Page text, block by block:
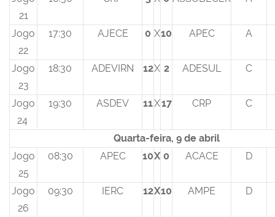
21
Jogo
22
17:30 AJECE 0 X10 APEC A
Jogo
23
18:30 ADEVIRN 12X 2 ADESUL C
Jogo
24
19:30 ASDEV 11X17 CRP C
Quarta-feira, 9 de abril
Jogo
25
08:30 APEC 10X 0 ACACE D
Jogo
26
09:30 IERC 12X10 AMPE D